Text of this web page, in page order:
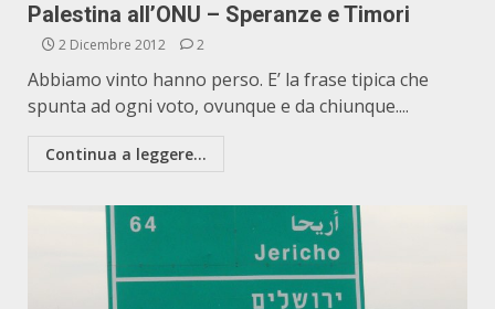
Palestina all’ONU – Speranze e Timori
2 Dicembre 2012 2
Abbiamo vinto hanno perso. E’ la frase tipica che
spunta ad ogni voto, ovunque e da chiunque....
Continua a leggere...